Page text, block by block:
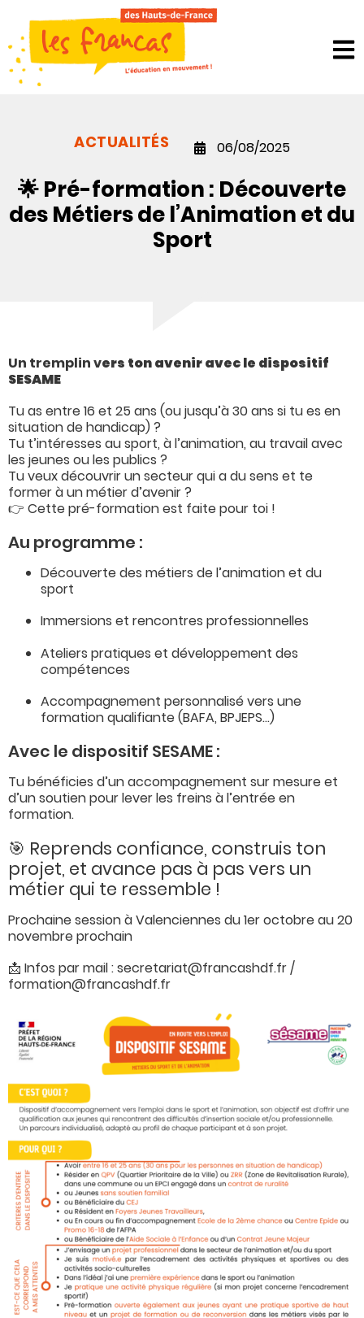
ACTUALITÉS 06/08/2025
🌟 Pré-formation : Découverte
des Métiers de l’Animation et du
Sport
Un tremplin vers ton avenir avec le dispositif
SESAME
Tu as entre 16 et 25 ans (ou jusqu’à 30 ans si tu es en
situation de handicap) ?
Tu t’intéresses au sport, à l’animation, au travail avec
les jeunes ou les publics ?
Tu veux découvrir un secteur qui a du sens et te
former à un métier d’avenir ?
👉 Cette pré-formation est faite pour toi !
Au programme :
Découverte des métiers de l’animation et du
sport
Immersions et rencontres professionnelles
Ateliers pratiques et développement des
compétences
Accompagnement personnalisé vers une
formation qualifiante (BAFA, BPJEPS…)
Avec le dispositif SESAME :
Tu bénéficies d’un accompagnement sur mesure et
d’un soutien pour lever les freins à l’entrée en
formation.
🎯 Reprends confiance, construis ton
projet, et avance pas à pas vers un
métier qui te ressemble !
Prochaine session à Valenciennes du 1er octobre au 20
novembre prochain
📩 Infos par mail : secretariat@francashdf.fr /
formation@francashdf.fr
Panneau de gestion des cookies